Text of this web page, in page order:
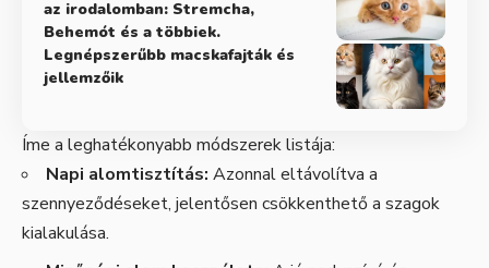
az irodalomban: Stremcha,
Behemót és a többiek.
Legnépszerűbb macskafajták és
jellemzőik
Íme a leghatékonyabb módszerek listája:
Napi alomtisztítás: Azonnal eltávolítva a
szennyeződéseket, jelentősen csökkenthető a szagok
kialakulása.